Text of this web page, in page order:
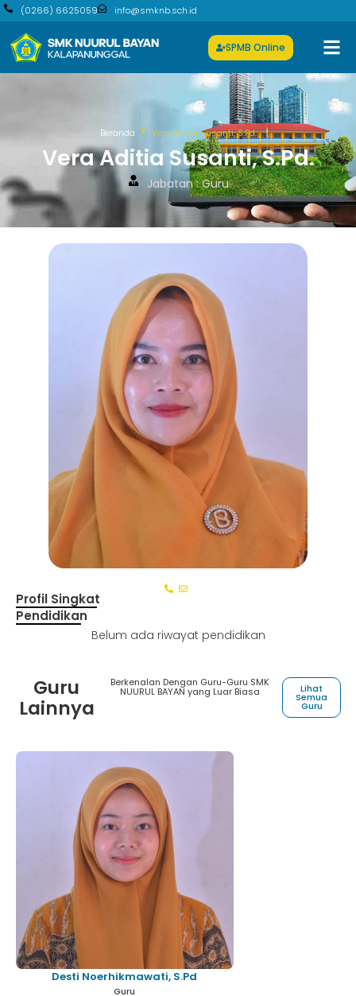
(0266) 6625059 info@smknb.sch.id
SPMB Online
Beranda Vera Aditia Susanti, S.Pd.
Vera Aditia Susanti, S.Pd.
Jabatan : Guru
Profil Singkat
Pendidikan
Belum ada riwayat pendidikan
Guru
Lainnya
Berkenalan Dengan Guru-Guru SMK
NUURUL BAYAN yang Luar Biasa Lihat
Semua
Guru
Desti Noerhikmawati, S.Pd
Guru